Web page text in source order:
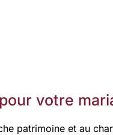
votre
patrimoine et au